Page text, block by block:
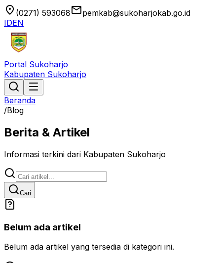
location_on (0271) 593068emailpemkab@sukoharjokab.go.id
IDEN
Portal Sukoharjo
Kabupaten Sukoharjo
Beranda
/Blog
Berita & Artikel
Informasi terkini dari Kabupaten Sukoharjo
Cari
Belum ada artikel
Belum ada artikel yang tersedia di kategori ini.